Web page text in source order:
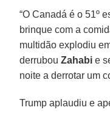
“O Canadá é o 51º
brinque com a
multidão explodiu
derrubouZahabi e
noite a derrotar um
Trump aplaudiu e